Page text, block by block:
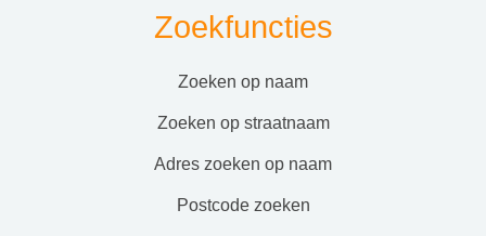
Zoekfuncties
zoeken op naam
zoeken op straatnaam
adres zoeken op naam
postcode zoeken